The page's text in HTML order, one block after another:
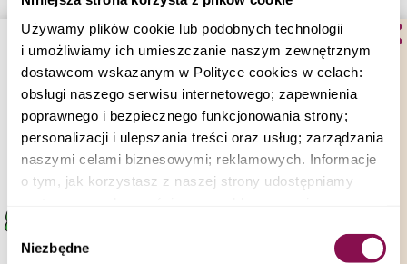
Używamy plików cookie lub podobnych technologii
i umożliwiamy ich umieszczanie naszym zewnętrznym
dostawcom wskazanym w Polityce cookies w celach:
obsługi naszego serwisu internetowego; zapewnienia
poprawnego i bezpiecznego funkcjonowania strony;
personalizacji i ulepszania treści oraz usług; zarządzania
naszymi celami biznesowymi; reklamowych. Informacje
o tym, jak korzystasz z naszej strony udostępniamy
informacje z innymi danymi otrzymanymi od Ciebie lub
Wybór
zgody
Niezbędne
Strona główna>Blog > Smoothie nasiona chia, mango,
pomarańcza, banan 250ml
#vege
Dieta sokowa na letnie upały – detoks i nawodnienie
organizmu